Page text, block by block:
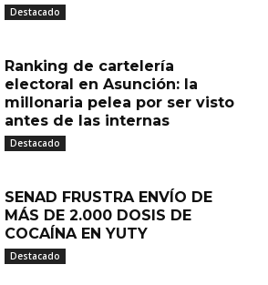
Destacado
Ranking de cartelería
electoral en Asunción: la
millonaria pelea por ser visto
antes de las internas
Destacado
SENAD FRUSTRA ENVÍO DE
MÁS DE 2.000 DOSIS DE
COCAÍNA EN YUTY
Destacado